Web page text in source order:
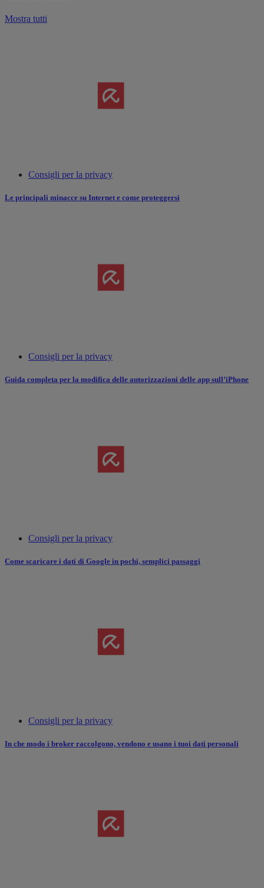
Mostra tutti
Consigli per la privacy
Le principali minacce su Internet e come proteggersi
Consigli per la privacy
Guida completa per la modifica delle autorizzazioni delle app sull’iPhone
Consigli per la privacy
Come scaricare i dati di Google in pochi, semplici passaggi
Consigli per la privacy
In che modo i broker raccolgono, vendono e usano i tuoi dati personali